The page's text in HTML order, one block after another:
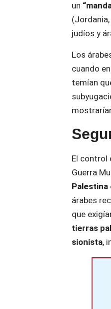
un
judíos y
Los
cuando
temían
El control
Guerra
Palestina
árabes
que
tierras
sionista,